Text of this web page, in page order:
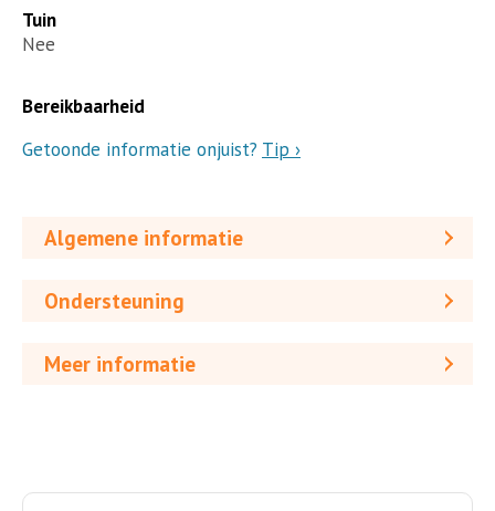
Tuin
Nee
Bereikbaarheid
Getoonde informatie onjuist? Tip ›
Algemene informatie
Ondersteuning
Meer informatie